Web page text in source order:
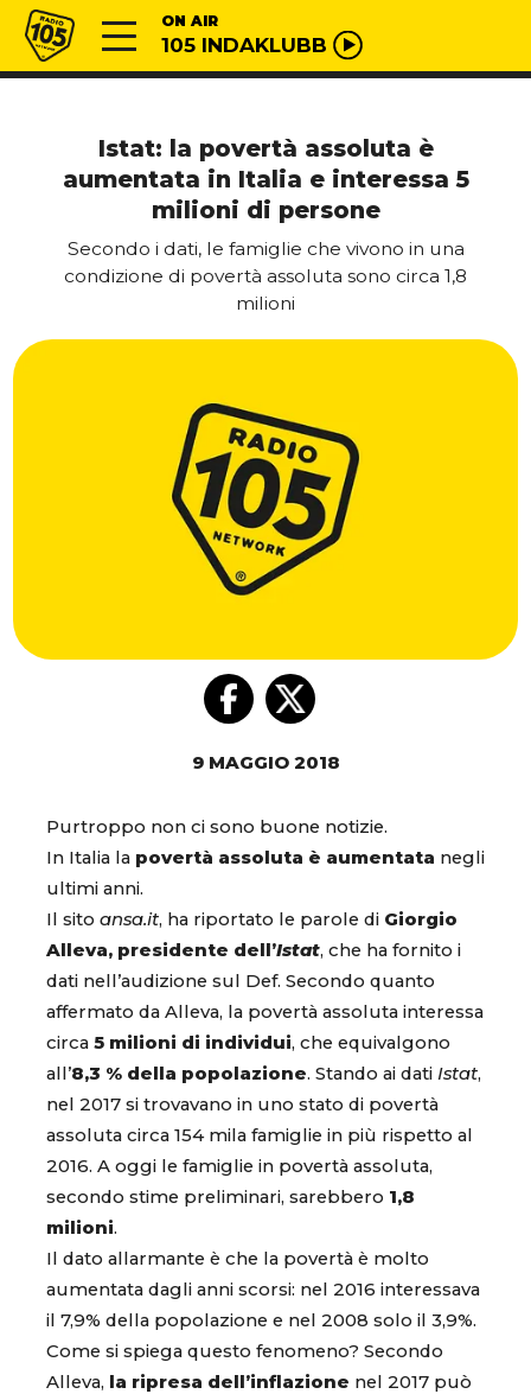
Vai al contenuto
Radio 105 ON AIR
105 INDAKLUBB
Istat: la povertà assoluta è
aumentata in Italia e interessa 5
milioni di persone
Secondo i dati, le famiglie che vivono in una
condizione di povertà assoluta sono circa 1,8
milioni
9 MAGGIO 2018
Purtroppo non ci sono buone notizie.
In Italia la povertà assoluta è aumentata negli
ultimi anni.
Il sito ansa.it, ha riportato le parole di Giorgio
Alleva, presidente dell’Istat, che ha fornito i
dati nell’audizione sul Def. Secondo quanto
affermato da Alleva, la povertà assoluta interessa
circa 5 milioni di individui, che equivalgono
all’8,3 % della popolazione. Stando ai dati Istat,
nel 2017 si trovavano in uno stato di povertà
assoluta circa 154 mila famiglie in più rispetto al
2016. A oggi le famiglie in povertà assoluta,
secondo stime preliminari, sarebbero 1,8
milioni.
Il dato allarmante è che la povertà è molto
aumentata dagli anni scorsi: nel 2016 interessava
il 7,9% della popolazione e nel 2008 solo il 3,9%.
Come si spiega questo fenomeno? Secondo
Alleva, la ripresa dell’inflazione nel 2017 può